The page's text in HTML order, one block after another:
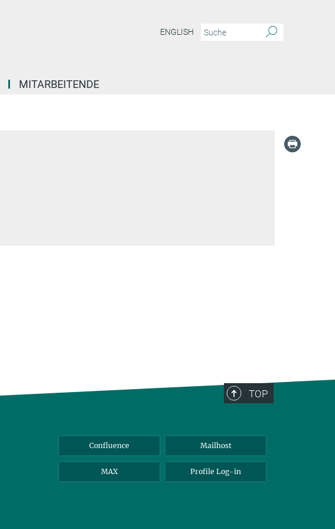
ENGLISH
MITARBEITENDE
TOP
Confluence Mailhost
MAX Profile Log-in